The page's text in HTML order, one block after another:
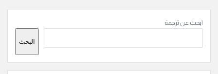
الجانبية
ابحث عن ترجمة
البحث